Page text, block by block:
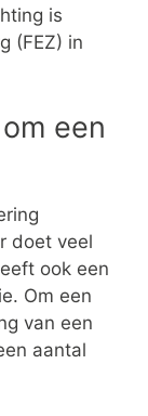
is
(FEZ) in
een
doet veel
ook een
Om een
van een
aantal